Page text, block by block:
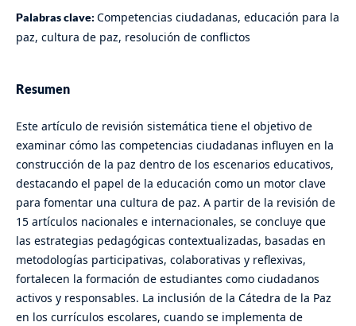
Palabras clave: Competencias ciudadanas, educación para la
paz, cultura de paz, resolución de conflictos
Resumen
Este artículo de revisión sistemática tiene el objetivo de
examinar cómo las competencias ciudadanas influyen en la
construcción de la paz dentro de los escenarios educativos,
destacando el papel de la educación como un motor clave
para fomentar una cultura de paz. A partir de la revisión de
15 artículos nacionales e internacionales, se concluye que
las estrategias pedagógicas contextualizadas, basadas en
metodologías participativas, colaborativas y reflexivas,
fortalecen la formación de estudiantes como ciudadanos
activos y responsables. La inclusión de la Cátedra de la Paz
en los currículos escolares, cuando se implementa de